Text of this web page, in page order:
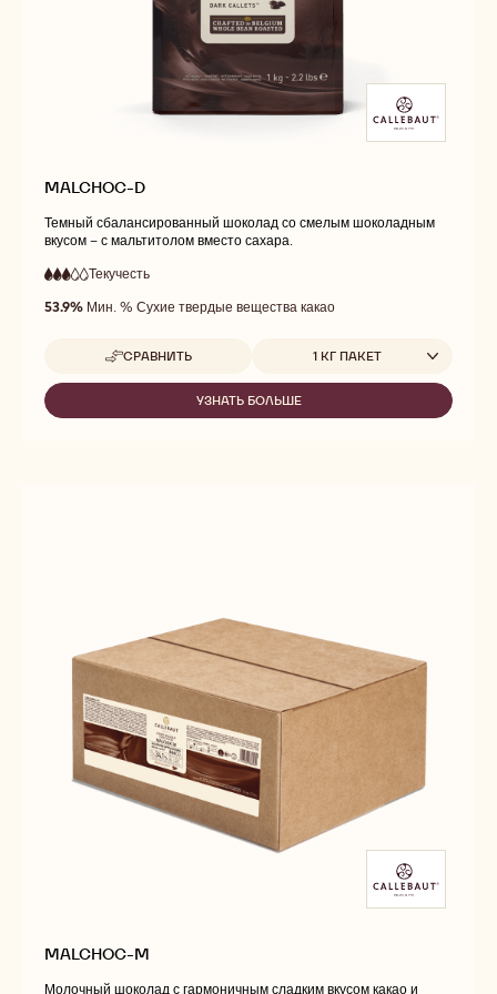
MALCHOC-D
Темный сбалансированный шоколад со смелым шоколадным
вкусом – с мальтитолом вместо сахара.
3
out
Текучесть
текучесть
53.9% Мин. % Сухие твердые вещества какао
СРАВНИТЬ
-
MALCHOC-
Доступные размеры
1 КГ ПАКЕТ
УЗНАТЬ БОЛЬШЕ
-
MALCHOC-M
Молочный шоколад с гармоничным сладким вкусом какао и